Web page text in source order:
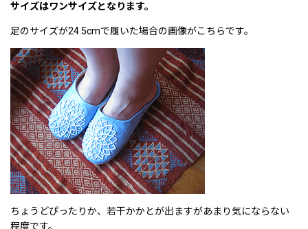
サイズはワンサイズとなります。
足のサイズが24.5cmで履いた場合の画像がこちらです。
ちょうどぴったりか、若干かかとが出ますがあまり気にならない
程度です。